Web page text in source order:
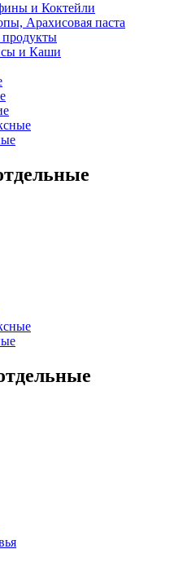
и Коктейли
Арахисовая паста
продукты
и Каши